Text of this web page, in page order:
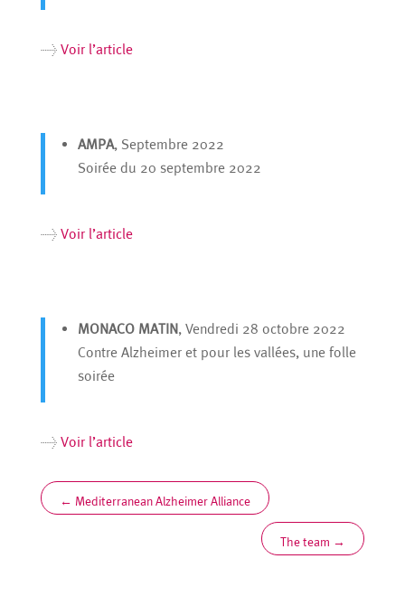
> Voir l’article
AMPA, Septembre 2022
Soirée du 20 septembre 2022
> Voir l’article
MONACO MATIN, Vendredi 28 octobre 2022
Contre Alzheimer et pour les vallées, une folle
soirée
> Voir l’article
← Mediterranean Alzheimer Alliance
The team →